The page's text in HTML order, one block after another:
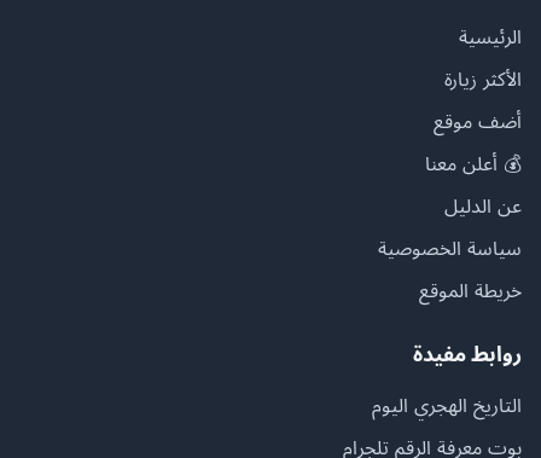
الرئيسية
الأكثر زيارة
أضف موقع
💰 أعلن معنا
عن الدليل
سياسة الخصوصية
خريطة الموقع
روابط مفيدة
التاريخ الهجري اليوم
بوت معرفة الرقم تلجرام